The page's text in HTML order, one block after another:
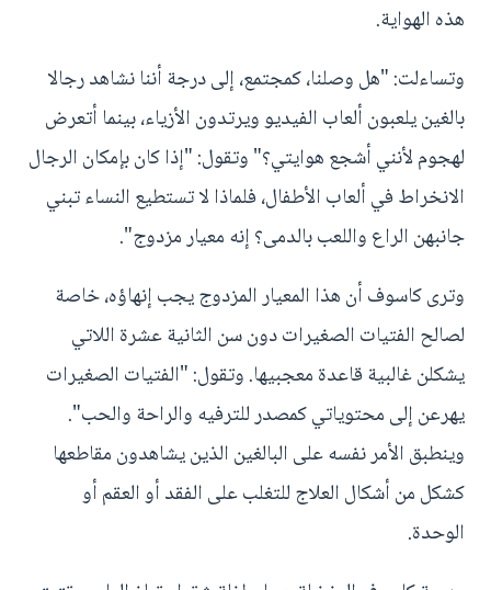
هذه الهواية.
وتساءلت: "هل وصلنا، كمجتمع، إلى درجة أننا نشاهد رجالا
بالغين يلعبون ألعاب الفيديو ويرتدون الأزياء، بينما أتعرض
لهجوم لأنني أشجع هوايتي؟" وتقول: "إذا كان بإمكان الرجال
الانخراط في ألعاب الأطفال، فلماذا لا تستطيع النساء تبني
جانبهن الراع واللعب بالدمى؟ إنه معيار مزدوج".
وترى كاسوف أن هذا المعيار المزدوج يجب إنهاؤه، خاصة
لصالح الفتيات الصغيرات دون سن الثانية عشرة اللاتي
يشكلن غالبية قاعدة معجبيها. وتقول: "الفتيات الصغيرات
يهرعن إلى محتوياتي كمصدر للترفيه والراحة والحب".
وينطبق الأمر نفسه على البالغين الذين يشاهدون مقاطعها
كشكل من أشكال العلاج للتغلب على الفقد أو العقم أو
الوحدة.